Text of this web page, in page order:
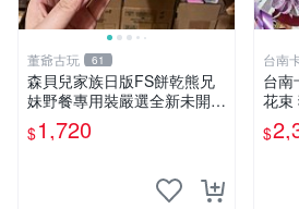
董爺古玩 61
森貝兒家族日版FS餅乾熊兄
妹野餐專用裝嚴選全新未開
封，包含兩組大童款紙盒裝，
適合收藏與分享。 餅乾熊兄
$1,720
台南
台南
花束
選
$